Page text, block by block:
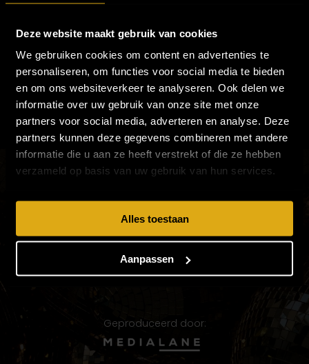
Deze website maakt gebruik van cookies
We gebruiken cookies om content en advertenties te
personaliseren, om functies voor social media te bieden
en om ons websiteverkeer te analyseren. Ook delen we
informatie over uw gebruik van onze site met onze
partners voor social media, adverteren en analyse. Deze
partners kunnen deze gegevens combineren met andere
informatie die u aan ze heeft verstrekt of die ze hebben
verzameld op basis van uw gebruik van hun services.
Alles toestaan
Aanpassen
VOLG PATTY'S PANTER PARTY EN MIS NIETS
Geproduceerd door: